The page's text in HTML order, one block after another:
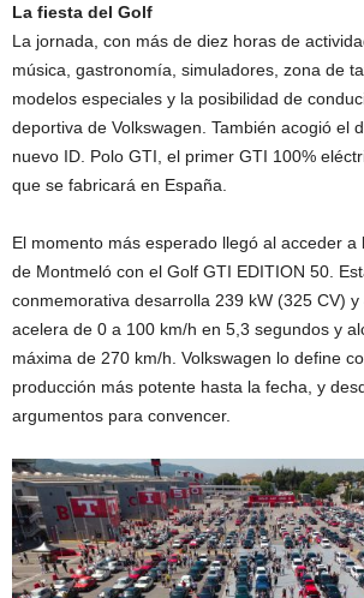
La fiesta del Golf
La jornada, con más de diez horas de
música, gastronomía, simuladores, zona de
modelos especiales y la posibilidad de
deportiva de Volkswagen. También acogió el
nuevo ID. Polo GTI, el primer GTI 100%
que se fabricará en España.
El momento más esperado llegó al acceder
de Montmeló con el Golf GTI EDITION 50.
conmemorativa desarrolla 239 kW (325 CV) y
acelera de 0 a 100 km/h en 5,3 segundos y
máxima de 270 km/h. Volkswagen lo define
producción más potente hasta la fecha, y
argumentos para convencer.